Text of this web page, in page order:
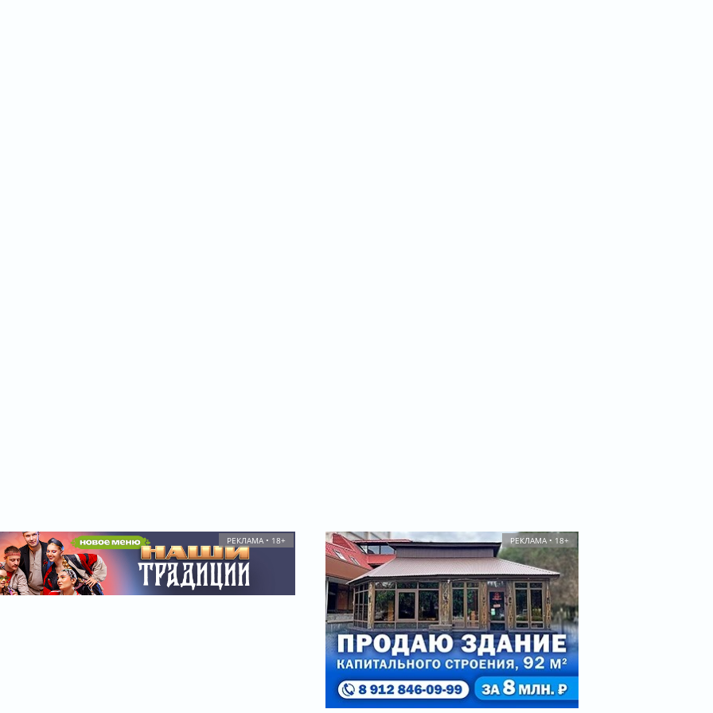
РЕКЛАМА • 18+ РЕКЛАМА • 18+